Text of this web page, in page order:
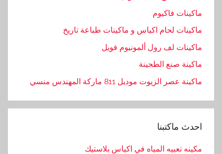
ماكينات فاكيوم
ماكينات لحام اكياس و ماكينات طباعة تاريخ
ماكينات لف رول ألمونيوم فويل
ماكينة صنع الطحينة
ماكينة عصر الزيوت موديل 811 ماركة المهندس منسي
احدث ماكتبنا
مكينه تعبيه المياه في اكياس بلاستيك